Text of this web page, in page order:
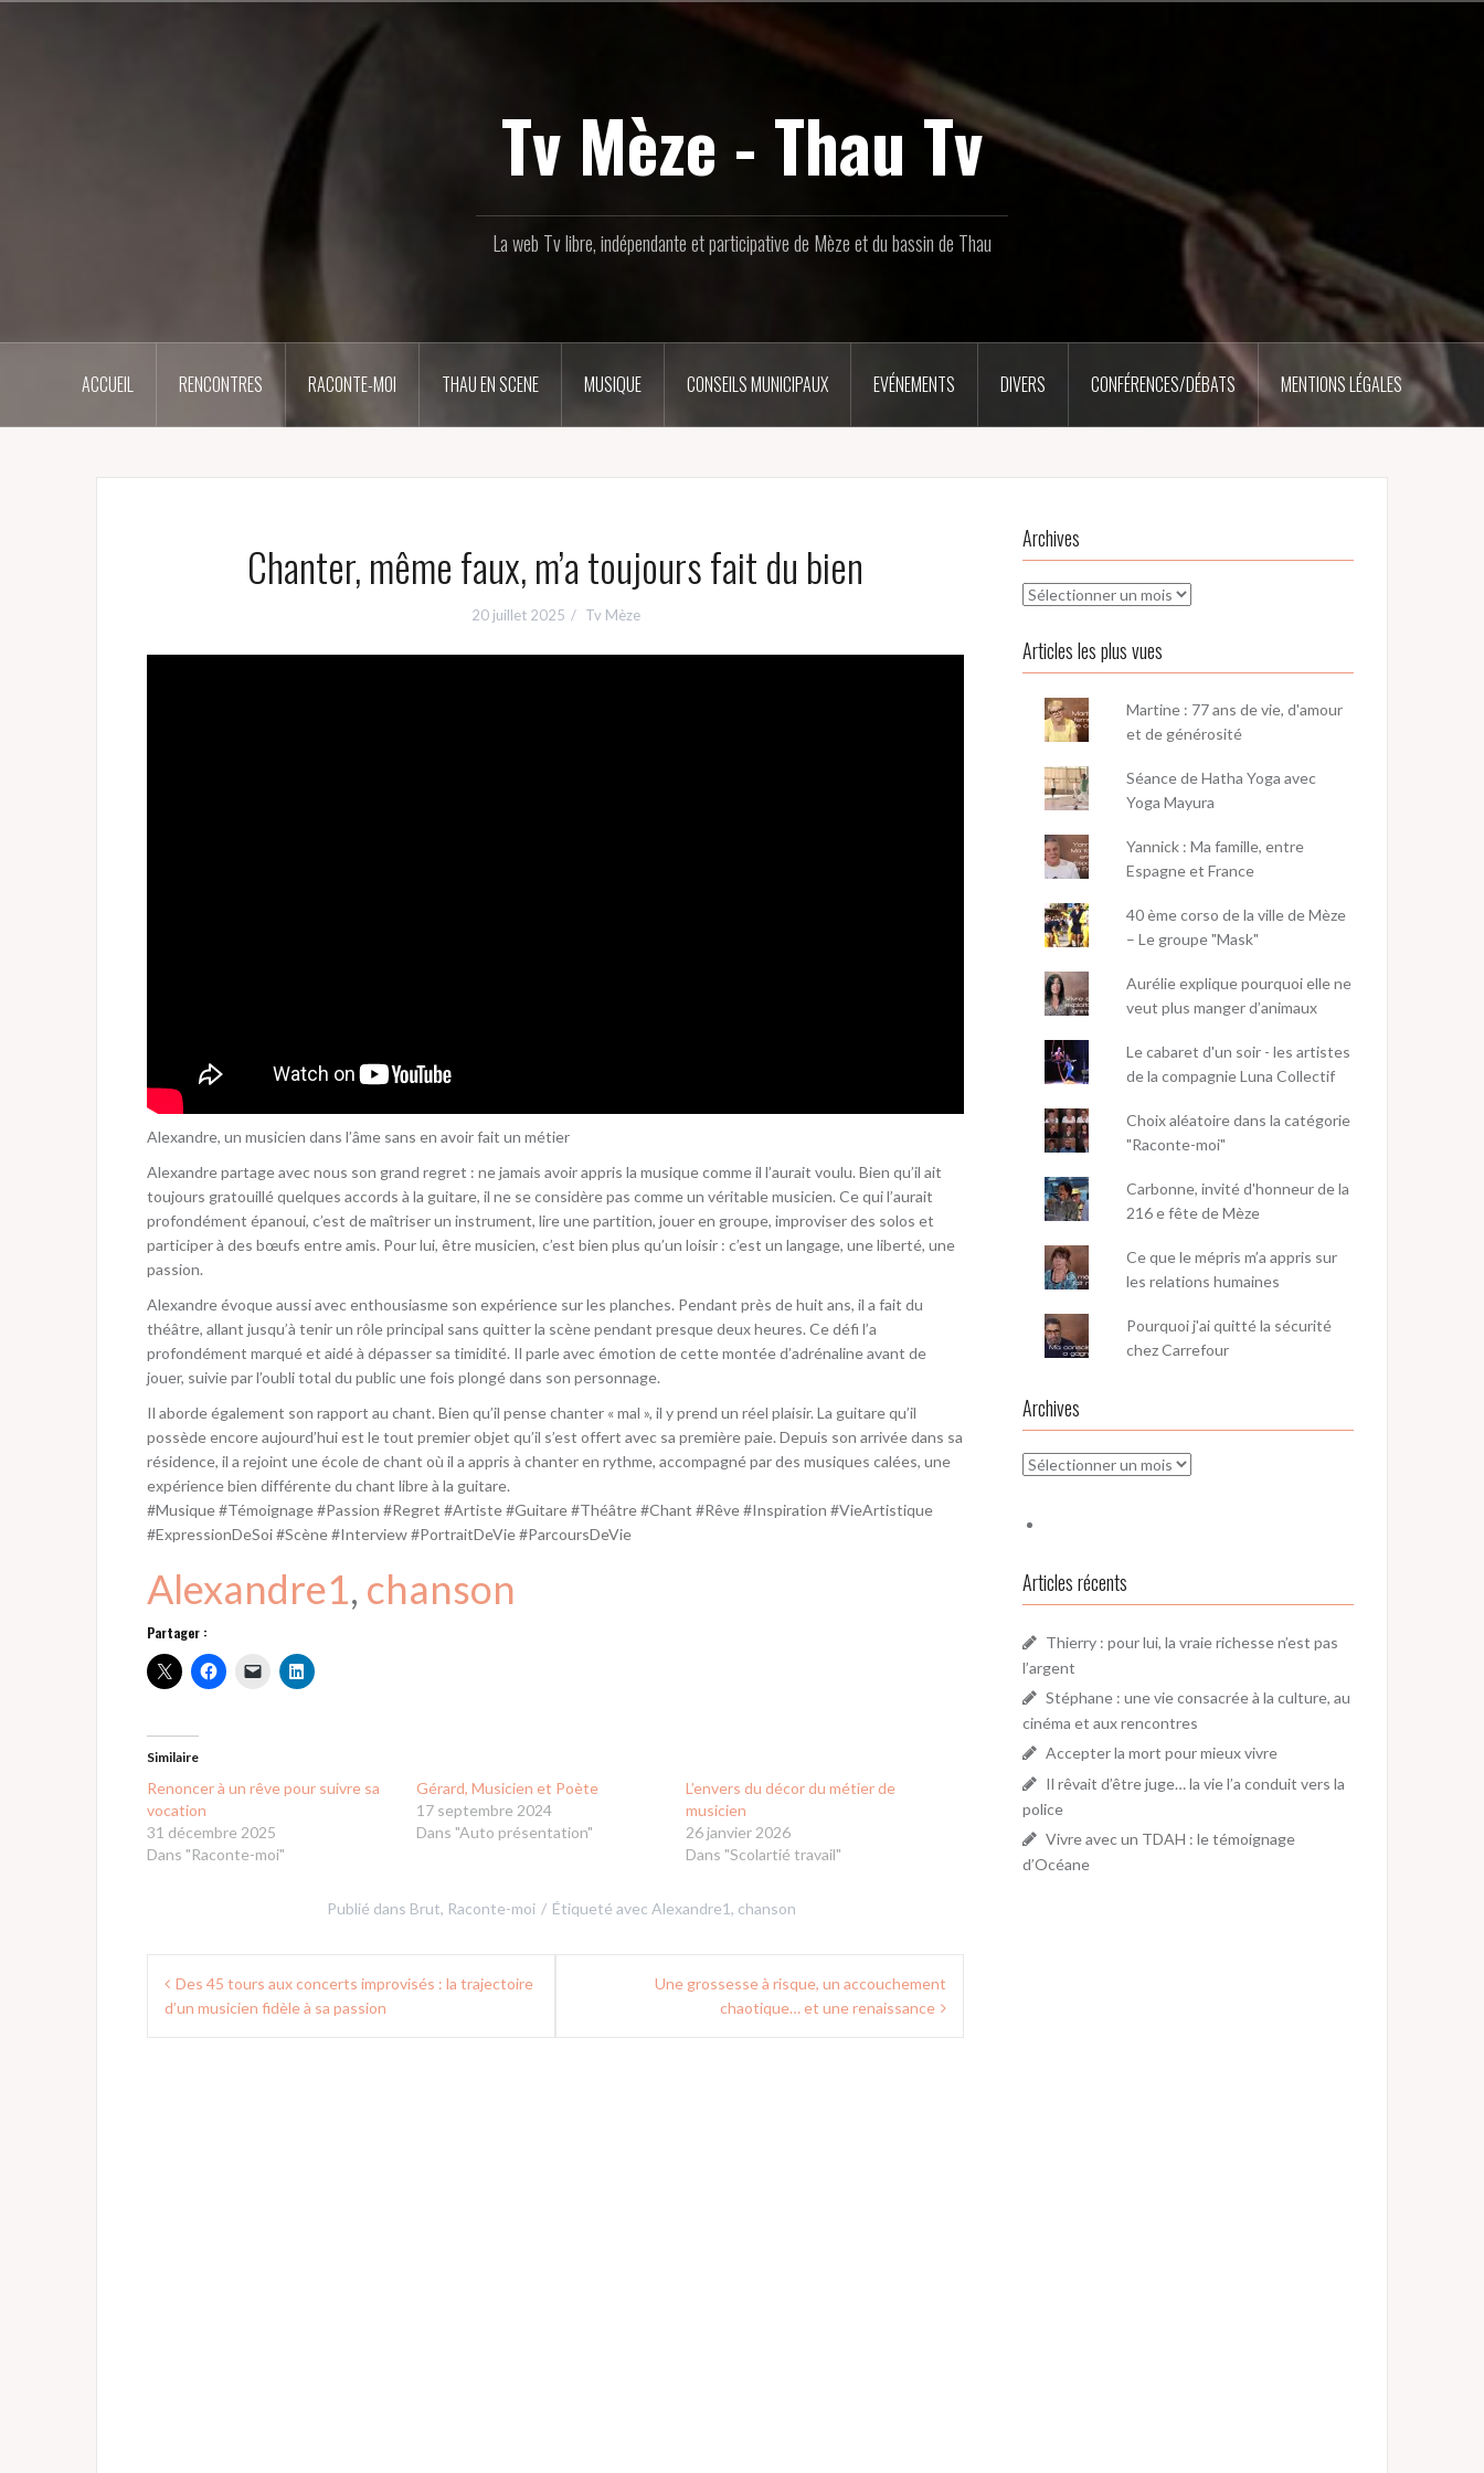
Tv Mèze - Thau Tv
La web Tv libre, indépendante et participative de Mèze et du bassin de Thau
ACCUEIL RENCONTRES RACONTE-MOI THAU EN SCENE MUSIQUE CONSEILS MUNICIPAUX EVÉNEMENTS DIVERS CONFÉRENCES/DÉBATS MENTIONS LÉGALES
Chanter, même faux, m’a toujours fait du bien
20 juillet 2025 Tv Mèze
Alexandre, un musicien dans l’âme sans en avoir fait un métier
Alexandre partage avec nous son grand regret : ne jamais avoir appris la musique comme il l’aurait voulu. Bien qu’il ait
toujours gratouillé quelques accords à la guitare, il ne se considère pas comme un véritable musicien. Ce qui l’aurait
profondément épanoui, c’est de maîtriser un instrument, lire une partition, jouer en groupe, improviser des solos et
participer à des bœufs entre amis. Pour lui, être musicien, c’est bien plus qu’un loisir : c’est un langage, une liberté, une
passion.
Alexandre évoque aussi avec enthousiasme son expérience sur les planches. Pendant près de huit ans, il a fait du
théâtre, allant jusqu’à tenir un rôle principal sans quitter la scène pendant presque deux heures. Ce défi l’a
profondément marqué et aidé à dépasser sa timidité. Il parle avec émotion de cette montée d’adrénaline avant de
jouer, suivie par l’oubli total du public une fois plongé dans son personnage.
Il aborde également son rapport au chant. Bien qu’il pense chanter « mal », il y prend un réel plaisir. La guitare qu’il
possède encore aujourd’hui est le tout premier objet qu’il s’est offert avec sa première paie. Depuis son arrivée dans sa
résidence, il a rejoint une école de chant où il a appris à chanter en rythme, accompagné par des musiques calées, une
expérience bien différente du chant libre à la guitare.
#Musique #Témoignage #Passion #Regret #Artiste #Guitare #Théâtre #Chant #Rêve #Inspiration #VieArtistique
#ExpressionDeSoi #Scène #Interview #PortraitDeVie #ParcoursDeVie
Alexandre1, chanson
Partager :
Similaire
Renoncer à un rêve pour suivre sa
vocation
31 décembre 2025
Dans "Raconte-moi"
Gérard, Musicien et Poète
17 septembre 2024
Dans "Auto présentation"
L’envers du décor du métier de
musicien
26 janvier 2026
Dans "Scolartié travail"
Publié dans Brut, Raconte-moi Étiqueté avec Alexandre1, chanson
Navigation
deDes 45 tours aux concerts improvisés : la trajectoire
d’un musicien fidèle à sa passion
Une grossesse à risque, un accouchement
chaotique… et une renaissance
Archives
Archives
Articles les plus vues
Martine : 77 ans de vie, d'amour
et de générosité
Séance de Hatha Yoga avec
Yoga Mayura
Yannick : Ma famille, entre
Espagne et France
40 ème corso de la ville de Mèze
– Le groupe "Mask"
Aurélie explique pourquoi elle ne
veut plus manger d’animaux
Le cabaret d'un soir - les artistes
de la compagnie Luna Collectif
Choix aléatoire dans la catégorie
"Raconte-moi"
Carbonne, invité d'honneur de la
216 e fête de Mèze
Ce que le mépris m’a appris sur
les relations humaines
Pourquoi j'ai quitté la sécurité
chez Carrefour
Archives
Archives
Articles récents
Thierry : pour lui, la vraie richesse n’est pas
l’argent
Stéphane : une vie consacrée à la culture, au
cinéma et aux rencontres
Accepter la mort pour mieux vivre
Il rêvait d’être juge… la vie l’a conduit vers la
police
Vivre avec un TDAH : le témoignage
d’Océane